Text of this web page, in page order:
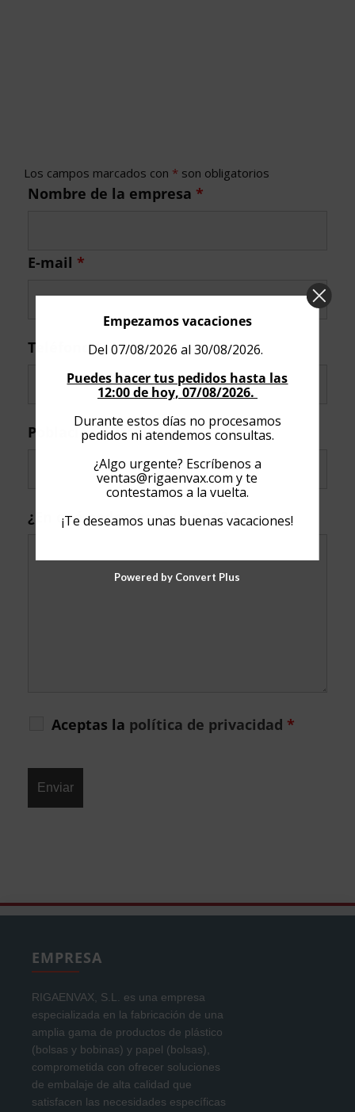
Los campos marcados con * son obligatorios
Nombre de la empresa *
E-mail *
Teléfono*
Población / Provincia
¿En qué podemos ayudarte?*
Aceptas la política de privacidad *
EMPRESA
RIGAENVAX, S.L. es una empresa
especializada en la fabricación de una
amplia gama de productos de plástico
(bolsas y bobinas) y papel (bolsas),
comprometida con ofrecer soluciones
de embalaje de alta calidad que
satisfacen las necesidades específicas
Empezamos vacaciones
Del 07/08/2026 al 30/08/2026.
Puedes hacer tus pedidos hasta las
12:00 de hoy, 07/08/2026.
Durante estos días no procesamos
pedidos ni atendemos consultas.
¿Algo urgente? Escríbenos a
ventas@rigaenvax.com y te
contestamos a la vuelta.
¡Te deseamos unas buenas vacaciones!
Powered by Convert Plus